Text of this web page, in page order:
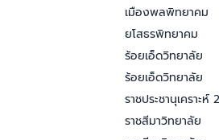
เมืองพลพิทยาคม
ยโสธรพิทยาคม
ร้อยเอ็ดวิทยาลัย
ร้อยเอ็ดวิทยาลัย
ราชประชานุเคราะห์
ราชสีมาวิทยาลัย